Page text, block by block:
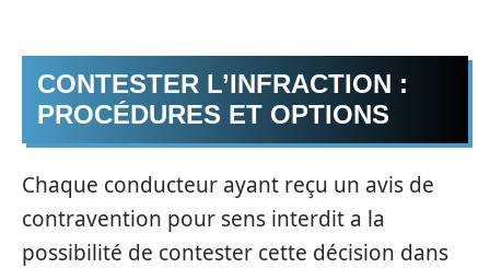
CONTESTER L’INFRACTION :
PROCÉDURES ET OPTIONS
Chaque conducteur ayant reçu un avis de
contravention pour sens interdit a la
possibilité de contester cette décision dans